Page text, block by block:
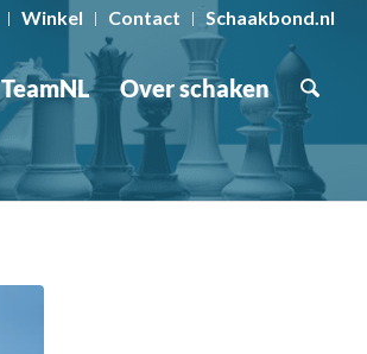
Winkel Contact Schaakbond.nl
TeamNL Over schaken